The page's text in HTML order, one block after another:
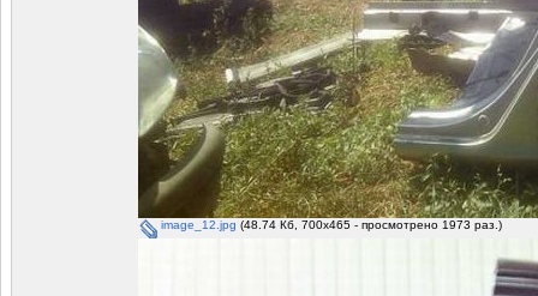
image_12.jpg (48.74 Кб, 700x465 - просмотрено 1973 раз.)